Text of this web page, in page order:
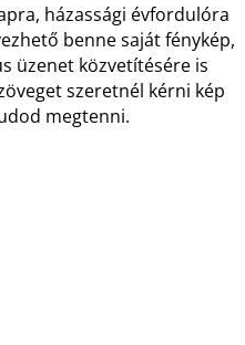
házassági évfordulóra
benne saját fénykép,
üzenet közvetítésére is
szeretnél kérni kép
megtenni.